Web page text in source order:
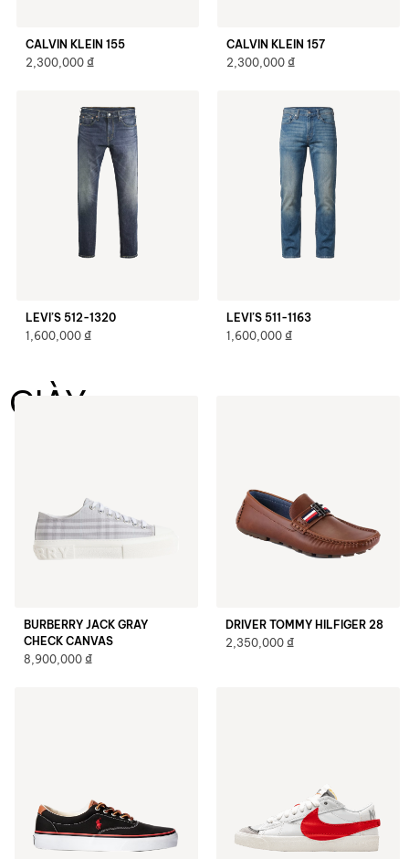
CALVIN KLEIN 155
2,300,000 ₫
CALVIN KLEIN 157
2,300,000 ₫
LEVI’S 512-1320
1,600,000 ₫
LEVI’S 511-1163
1,600,000 ₫
GIÀY
BURBERRY JACK GRAY
CHECK CANVAS
8,900,000 ₫
DRIVER TOMMY HILFIGER 28
2,350,000 ₫